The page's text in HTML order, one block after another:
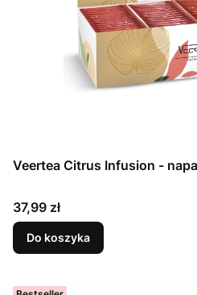
Veertea Citrus Infusion -
Cena
37,99 zł
Do koszyka